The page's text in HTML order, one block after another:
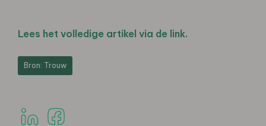
Lees het volledige artikel via de link.
Bron: Trouw